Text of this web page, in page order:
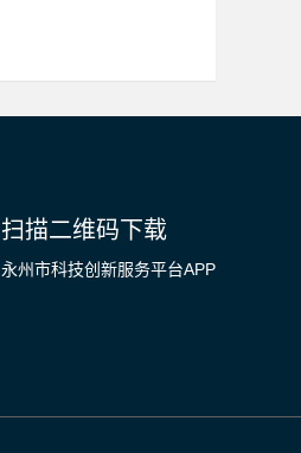
扫描二维码下载
永州市科技创新服务平台APP